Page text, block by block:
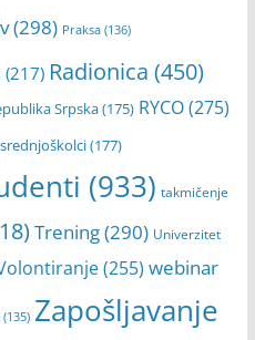
(298) Praksa(136)
(217) Radionica (450)
Srpska(175) RYCO(275)
srednjoškolci(177)
(933) takmičenje
Trening(290) Univerzitet
(255) webinar
(135) Zapošljavanje